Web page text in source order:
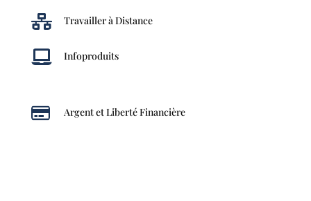
 Travailler à Distance
 Infoproduits
 Argent et Liberté Financière